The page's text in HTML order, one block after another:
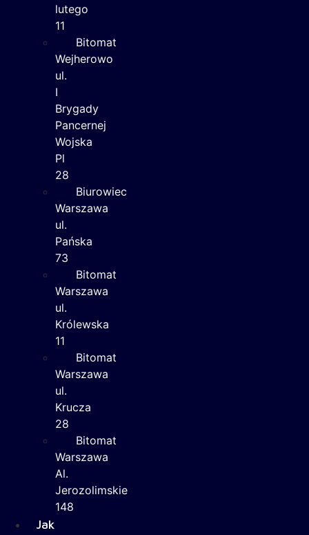
lutego
11
Bitomat
Wejherowo
ul.
I
Brygady
Pancernej
Wojska
Pl
28
Biurowiec
Warszawa
ul.
Pańska
73
Bitomat
Warszawa
ul.
Królewska
11
Bitomat
Warszawa
ul.
Krucza
28
Bitomat
Warszawa
Al.
Jerozolimskie
148
Jak